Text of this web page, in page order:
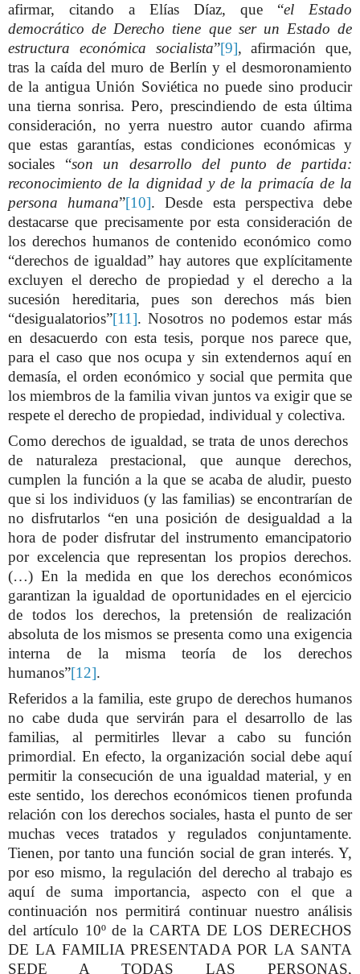
afirmar, citando a Elías Díaz, que “el Estado
democrático de Derecho tiene que ser un Estado de
estructura económica socialista”[9], afirmación que,
tras la caída del muro de Berlín y el desmoronamiento
de la antigua Unión Soviética no puede sino producir
una tierna sonrisa. Pero, prescindiendo de esta última
consideración, no yerra nuestro autor cuando afirma
que estas garantías, estas condiciones económicas y
sociales “son un desarrollo del punto de partida:
reconocimiento de la dignidad y de la primacía de la
persona humana”[10]. Desde esta perspectiva debe
destacarse que precisamente por esta consideración de
los derechos humanos de contenido económico como
“derechos de igualdad” hay autores que explícitamente
excluyen el derecho de propiedad y el derecho a la
sucesión hereditaria, pues son derechos más bien
“desigualatorios”[11]. Nosotros no podemos estar más
en desacuerdo con esta tesis, porque nos parece que,
para el caso que nos ocupa y sin extendernos aquí en
demasía, el orden económico y social que permita que
los miembros de la familia vivan juntos va exigir que se
respete el derecho de propiedad, individual y colectiva.
Como derechos de igualdad, se trata de unos derechos
de naturaleza prestacional, que aunque derechos,
cumplen la función a la que se acaba de aludir, puesto
que si los individuos (y las familias) se encontrarían de
no disfrutarlos “en una posición de desigualdad a la
hora de poder disfrutar del instrumento emancipatorio
por excelencia que representan los propios derechos.
(…) En la medida en que los derechos económicos
garantizan la igualdad de oportunidades en el ejercicio
de todos los derechos, la pretensión de realización
absoluta de los mismos se presenta como una exigencia
interna de la misma teoría de los derechos
humanos”[12].
Referidos a la familia, este grupo de derechos humanos
no cabe duda que servirán para el desarrollo de las
familias, al permitirles llevar a cabo su función
primordial. En efecto, la organización social debe aquí
permitir la consecución de una igualdad material, y en
este sentido, los derechos económicos tienen profunda
relación con los derechos sociales, hasta el punto de ser
muchas veces tratados y regulados conjuntamente.
Tienen, por tanto una función social de gran interés. Y,
por eso mismo, la regulación del derecho al trabajo es
aquí de suma importancia, aspecto con el que a
continuación nos permitirá continuar nuestro análisis
del artículo 10º de la CARTA DE LOS DERECHOS
DE LA FAMILIA PRESENTADA POR LA SANTA
SEDE A TODAS LAS PERSONAS,